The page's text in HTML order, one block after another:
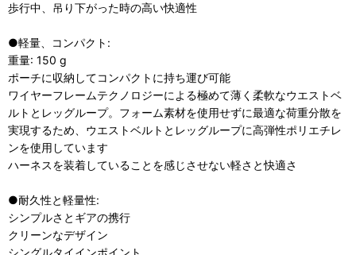
歩行中、吊り下がった時の高い快適性
●軽量、コンパクト:
重量: 150 g
ポーチに収納してコンパクトに持ち運び可能
ワイヤーフレームテクノロジーによる極めて薄く柔軟なウエストベ
ルトとレッグループ。フォーム素材を使用せずに最適な荷重分散を
実現するため、ウエストベルトとレッグループに高弾性ポリエチレ
ンを使用しています
ハーネスを装着していることを感じさせない軽さと快適さ
●耐久性と軽量性:
シンプルさとギアの携行
クリーンなデザイン
シングルタイインポイント